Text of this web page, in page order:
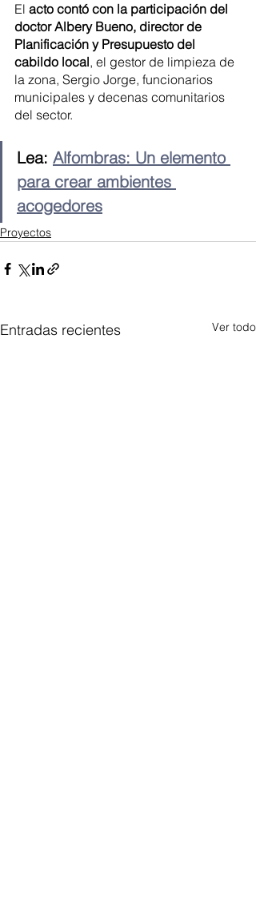
El acto contó con la participación del
doctor Albery Bueno, director de
Planificación y Presupuesto del
cabildo local, el gestor de limpieza de
la zona, Sergio Jorge, funcionarios
municipales y decenas comunitarios
del sector.
Lea: Alfombras: Un elemento
para crear ambientes
acogedores
Proyectos
Entradas recientes Ver todo